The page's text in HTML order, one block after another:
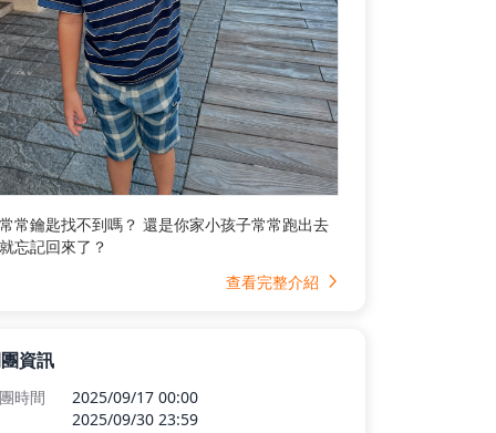
常鑰匙找不到嗎？ 還是你家小孩子常常跑出去
忘記回來了？
查看完整介紹
資訊
時間
2025/09/17 00:00
2025/09/30 23:59